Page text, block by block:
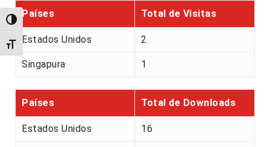
Alternar alto contraste
Alternar tamanho da fonte
Países
Total de Visitas
Estados Unidos 2
Singapura 1
Países Total de Downloads
Estados Unidos 16